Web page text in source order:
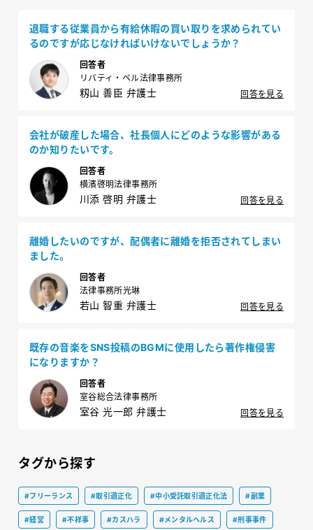
退職する従業員から有給休暇の買い取りを求められてい
るのですが応じなければいけないでしょうか？
回答者
リバティ・ベル法律事務所
籾山 善臣 弁護士 回答を見る
会社が破産した場合、社長個人にどのような影響がある
のか知りたいです。
回答者
横濱啓明法律事務所
川添 啓明 弁護士 回答を見る
離婚したいのですが、配偶者に離婚を拒否されてしまい
ました。
回答者
法律事務所光琳
若山 智重 弁護士 回答を見る
既存の音楽をSNS投稿のBGMに使用したら著作権侵害
になりますか？
回答者
室谷総合法律事務所
室谷 光一郎 弁護士 回答を見る
タグから探す
#フリーランス #取引適正化 #中小受託取引適正化法 #副業
#経営 #不祥事 #カスハラ #メンタルヘルス #刑事事件